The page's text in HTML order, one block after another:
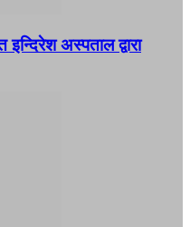
अस्पताल द्वारा